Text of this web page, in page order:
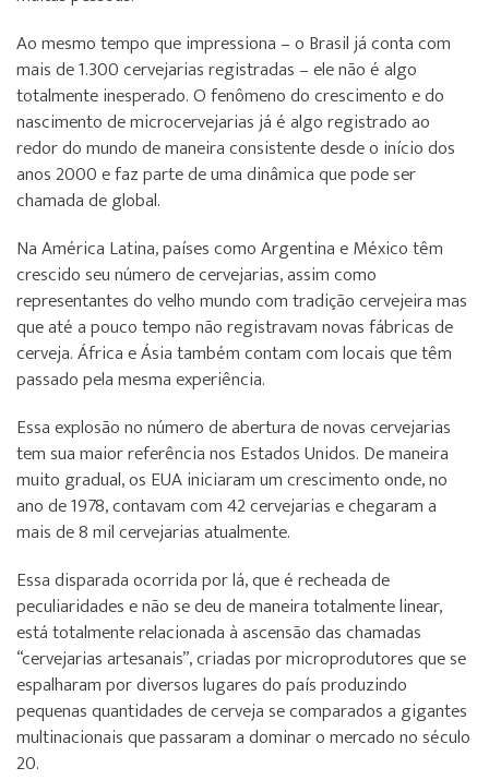
Ao mesmo tempo que impressiona – o Brasil já conta com
mais de 1.300 cervejarias registradas – ele não é algo
totalmente inesperado. O fenômeno do crescimento e do
nascimento de microcervejarias já é algo registrado ao
redor do mundo de maneira consistente desde o início dos
anos 2000 e faz parte de uma dinâmica que pode ser
chamada de global.
Na América Latina, países como Argentina e México têm
crescido seu número de cervejarias, assim como
representantes do velho mundo com tradição cervejeira mas
que até a pouco tempo não registravam novas fábricas de
cerveja. África e Ásia também contam com locais que têm
passado pela mesma experiência.
Essa explosão no número de abertura de novas cervejarias
tem sua maior referência nos Estados Unidos. De maneira
muito gradual, os EUA iniciaram um crescimento onde, no
ano de 1978, contavam com 42 cervejarias e chegaram a
mais de 8 mil cervejarias atualmente.
Essa disparada ocorrida por lá, que é recheada de
peculiaridades e não se deu de maneira totalmente linear,
está totalmente relacionada à ascensão das chamadas
“cervejarias artesanais”, criadas por microprodutores que se
espalharam por diversos lugares do país produzindo
pequenas quantidades de cerveja se comparados a gigantes
multinacionais que passaram a dominar o mercado no século
20.